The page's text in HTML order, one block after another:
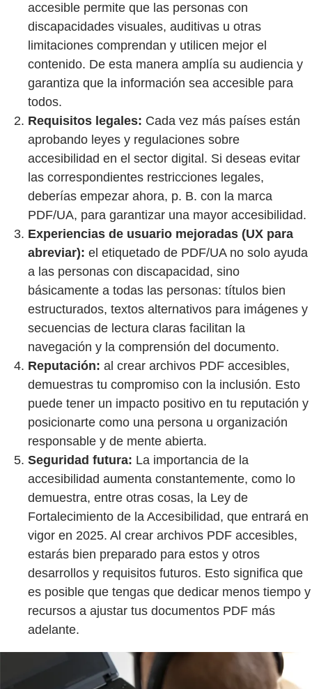
accesible permite que las personas con
discapacidades visuales, auditivas u otras
limitaciones comprendan y utilicen mejor el
contenido. De esta manera amplía su audiencia y
garantiza que la información sea accesible para
todos.
Requisitos legales: Cada vez más países están
aprobando leyes y regulaciones sobre
accesibilidad en el sector digital. Si deseas evitar
las correspondientes restricciones legales,
deberías empezar ahora, p. B. con la marca
PDF/UA, para garantizar una mayor accesibilidad.
Experiencias de usuario mejoradas (UX para
abreviar): el etiquetado de PDF/UA no solo ayuda
a las personas con discapacidad, sino
básicamente a todas las personas: títulos bien
estructurados, textos alternativos para imágenes y
secuencias de lectura claras facilitan la
navegación y la comprensión del documento.
Reputación: al crear archivos PDF accesibles,
demuestras tu compromiso con la inclusión. Esto
puede tener un impacto positivo en tu reputación y
posicionarte como una persona u organización
responsable y de mente abierta.
Seguridad futura: La importancia de la
accesibilidad aumenta constantemente, como lo
demuestra, entre otras cosas, la Ley de
Fortalecimiento de la Accesibilidad, que entrará en
vigor en 2025. Al crear archivos PDF accesibles,
estarás bien preparado para estos y otros
desarrollos y requisitos futuros. Esto significa que
es posible que tengas que dedicar menos tiempo y
recursos a ajustar tus documentos PDF más
adelante.